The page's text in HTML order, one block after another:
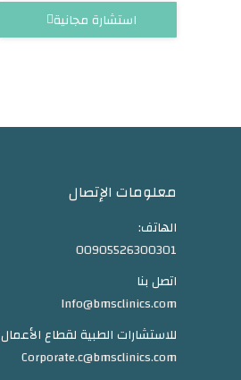
استشارة مجانية
معلومات الإتصال
الهاتف:
00905526300301
اتصل بنا
Info@bmsclinics.com
للاستشارات الطبية لقطاع الأعمال
Corporate.c@bmsclinics.com